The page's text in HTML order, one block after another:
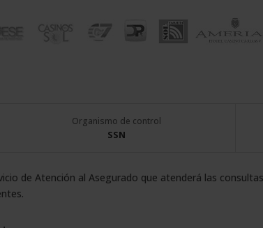
Organismo de control
SSN
de Atención al Asegurado que atenderá las